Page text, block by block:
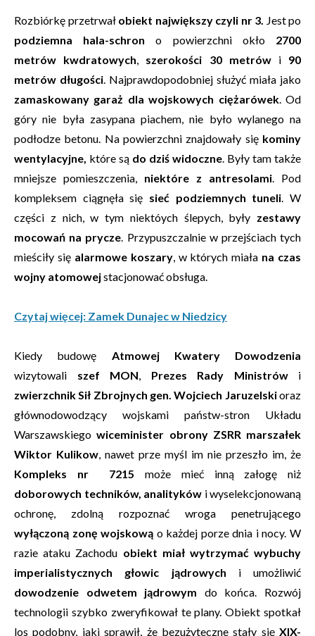
Rozbiórkę przetrwałobiekt największy czyli nr 3. Jest po
podziemna hala-schron o powierzchni okło 2700
metrów kwdratowych, szerokości 30 metrówi 90
metrów długości. Najprawdopodobniej służyć miała jako
zamaskowany garaż dla wojskowych ciężarówek. Od
góry nie była zasypana piachem, nie było wylanego na
podłodze betonu. Na powierzchni znajdowały siękominy
wentylacyjne, które są do dziś widoczne. Były tam także
mniejsze pomieszczenia, niektóre z antresolami. Pod
kompleksem ciągnęła się sieć podziemnych tuneli. W
części z nich, w tym niektóych ślepych, były zestawy
mocowań na prycze. Przypuszczalnie w przejściach tych
mieściły sięalarmowe koszary, w których miała na czas
wojny atomowejstacjonować obsługa.
Czytaj więcej: Zamek Dunajec w Niedzicy
Kiedy budowę Atmowej Kwatery Dowodzenia
wizytowali szef MON, Prezes Rady Ministrówi
zwierzchnik Sił Zbrojnych gen. Wojciech Jaruzelskioraz
głównodowodzący wojskami państw-stron Układu
Warszawskiegowiceminister obrony ZSRR marszałek
Wiktor Kulikow, nawet prze myśl im nie przeszło im, że
Kompleks nr 7215 może mieć inną załogę niż
doborowych techników, analityków i wyselekcjonowaną
ochronę, zdolną rozpoznać wroga penetrującego
wyłączoną zonę wojskową o każdej porze dnia i nocy. W
razie ataku Zachodu obiekt miał wytrzymać wybuchy
imperialistycznych głowic jądrowych i umożliwić
dowodzenie odwetem jądrowym do końca. Rozwój
technologii szybko zweryfikował te plany. Obiekt spotkał
los podobny, jaki sprawił, że bezużyteczne stały się XIX-